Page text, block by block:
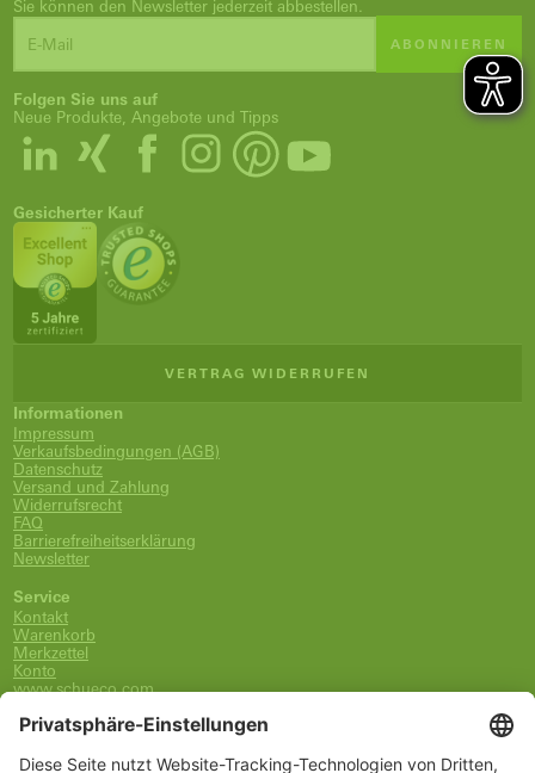
Sie können den Newsletter jederzeit abbestellen.
ABONNIEREN
Folgen Sie uns auf
Neue Produkte, Angebote und Tipps
Gesicherter Kauf
VERTRAG WIDERRUFEN
Informationen
Impressum
Verkaufsbedingungen (AGB)
Datenschutz
Versand und Zahlung
Widerrufsrecht
FAQ
Barrierefreiheitserklärung
Newsletter
Service
Kontakt
Warenkorb
Merkzettel
Konto
www.schueco.com
0800-400-4007
kostenlos aus dem dt. Festnetz